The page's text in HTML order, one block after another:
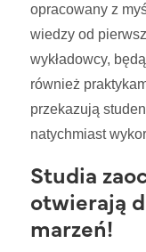
opracowany z
wiedzy od
wykładowcy,
również
przekazują
natychmiast
Studia
otwierają
marzeń!